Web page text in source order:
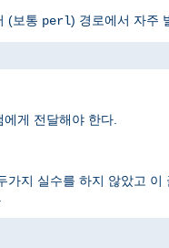
(보통 perl) 경로에서 자주
게 전달해야 한다.
지 실수를 하지 않았고